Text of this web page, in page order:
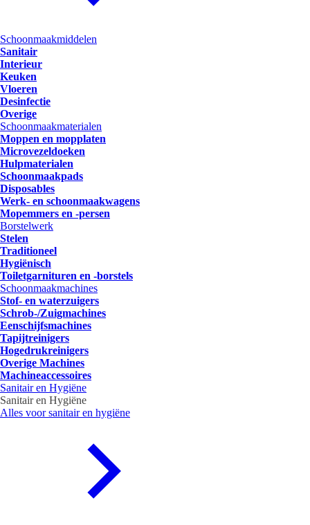
Schoonmaakmiddelen
Sanitair
Interieur
Keuken
Vloeren
Desinfectie
Overige
Schoonmaakmaterialen
Moppen en mopplaten
Microvezeldoeken
Hulpmaterialen
Schoonmaakpads
Disposables
Werk- en schoonmaakwagens
Mopemmers en -persen
Borstelwerk
Stelen
Traditioneel
Hygiënisch
Toiletgarnituren en -borstels
Schoonmaakmachines
Stof- en waterzuigers
Schrob-/Zuigmachines
Eenschijfsmachines
Tapijtreinigers
Hogedrukreinigers
Overige Machines
Machineaccessoires
Sanitair en Hygiëne
Sanitair en Hygiëne
Alles voor sanitair en hygiëne